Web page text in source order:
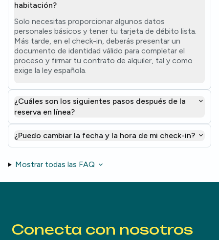
habitación?
Solo necesitas proporcionar algunos datos
personales básicos y tener tu tarjeta de débito lista.
Más tarde, en el check-in, deberás presentar un
documento de identidad válido para completar el
proceso y firmar tu contrato de alquiler, tal y como
exige la ley española.
¿Cuáles son los siguientes pasos después de la
reserva en línea?
¿Puedo cambiar la fecha y la hora de mi check-in?
Mostrar todas las FAQ
Conecta con nosotros